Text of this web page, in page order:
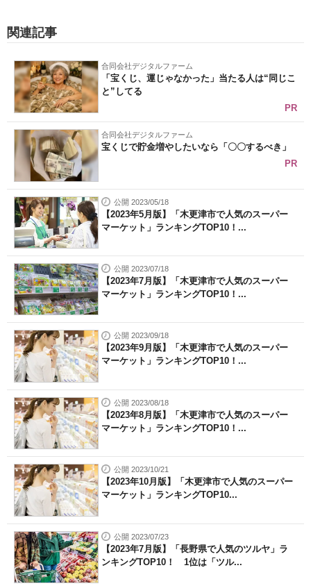
関連記事
合同会社デジタルファーム
「宝くじ、運じゃなかった」当たる人は“同じこ
と”してる
PR
合同会社デジタルファーム
宝くじで貯金増やしたいなら「〇〇するべき」
PR
公開 2023/05/18
【2023年5月版】「木更津市で人気のスーパー
マーケット」ランキングTOP10！...
公開 2023/07/18
【2023年7月版】「木更津市で人気のスーパー
マーケット」ランキングTOP10！...
公開 2023/09/18
【2023年9月版】「木更津市で人気のスーパー
マーケット」ランキングTOP10！...
公開 2023/08/18
【2023年8月版】「木更津市で人気のスーパー
マーケット」ランキングTOP10！...
公開 2023/10/21
【2023年10月版】「木更津市で人気のスーパー
マーケット」ランキングTOP10...
公開 2023/07/23
【2023年7月版】「長野県で人気のツルヤ」ラ
ンキングTOP10！ 1位は「ツル...